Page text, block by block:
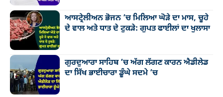
ਆਸਟ੍ਰੇਲੀਅਨ ਭੋਜਨ ’ਚ ਮਿਲਿਆ ਘੋੜੇ ਦਾ ਮਾਸ, ਚੂਹੇ
ਦੇ ਵਾਲ ਅਤੇ ਧਾਤ ਦੇ ਟੁਕੜੇ: ਗੁਪਤ ਫਾਈਲਾਂ ਦਾ ਖੁਲਾਸਾ
ਗੁਰਦੁਆਰਾ ਸਾਹਿਬ ’ਚ ਅੱਗ ਲੱਗਣ ਕਾਰਨ ਐਡੀਲੇਡ
ਦਾ ਸਿੱਖ ਭਾਈਚਾਰਾ ਡੂੰਘੇ ਸਦਮੇ ’ਚ